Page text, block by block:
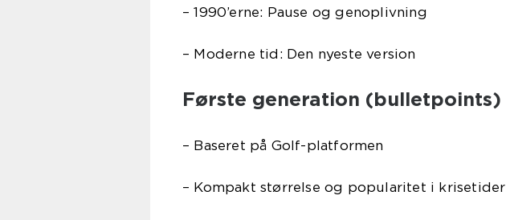
– 1990’erne: Pause og genoplivning
– Moderne tid: Den nyeste version
Første generation (bulletpoints)
– Baseret på Golf-platformen
– Kompakt størrelse og popularitet i krisetider